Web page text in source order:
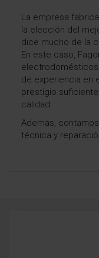
La empresa
la elección del
dice mucho de la
En este caso,
electrodomésticos
de experiencia en
prestigio
calidad.
Además,
técnica y